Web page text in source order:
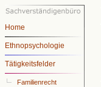
Home
Ethnopsychologie
Tätigkeitsfelder
Familienrecht